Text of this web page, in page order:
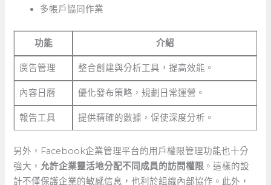
多帳戶協同作業
功能 介紹
廣告管理 整合創建與分析工具，提高效能。
內容日曆 優化發布策略，規劃日常運營。
報告工具 提供精確的數據，促使深度分析。
另外，Facebook企業管理平台的用戶權限管理功能也十分
強大， 允許企業靈活地分配不同成員的訪問權限 。這樣的設
計不僅保護企業的敏感信息，也利於組織內部協作。此外，